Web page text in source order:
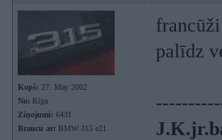
Kopš: 27. May 2002
No: Rīga
Ziņojumi: 6431
Braucu ar: BMW 315 e21
palīdz